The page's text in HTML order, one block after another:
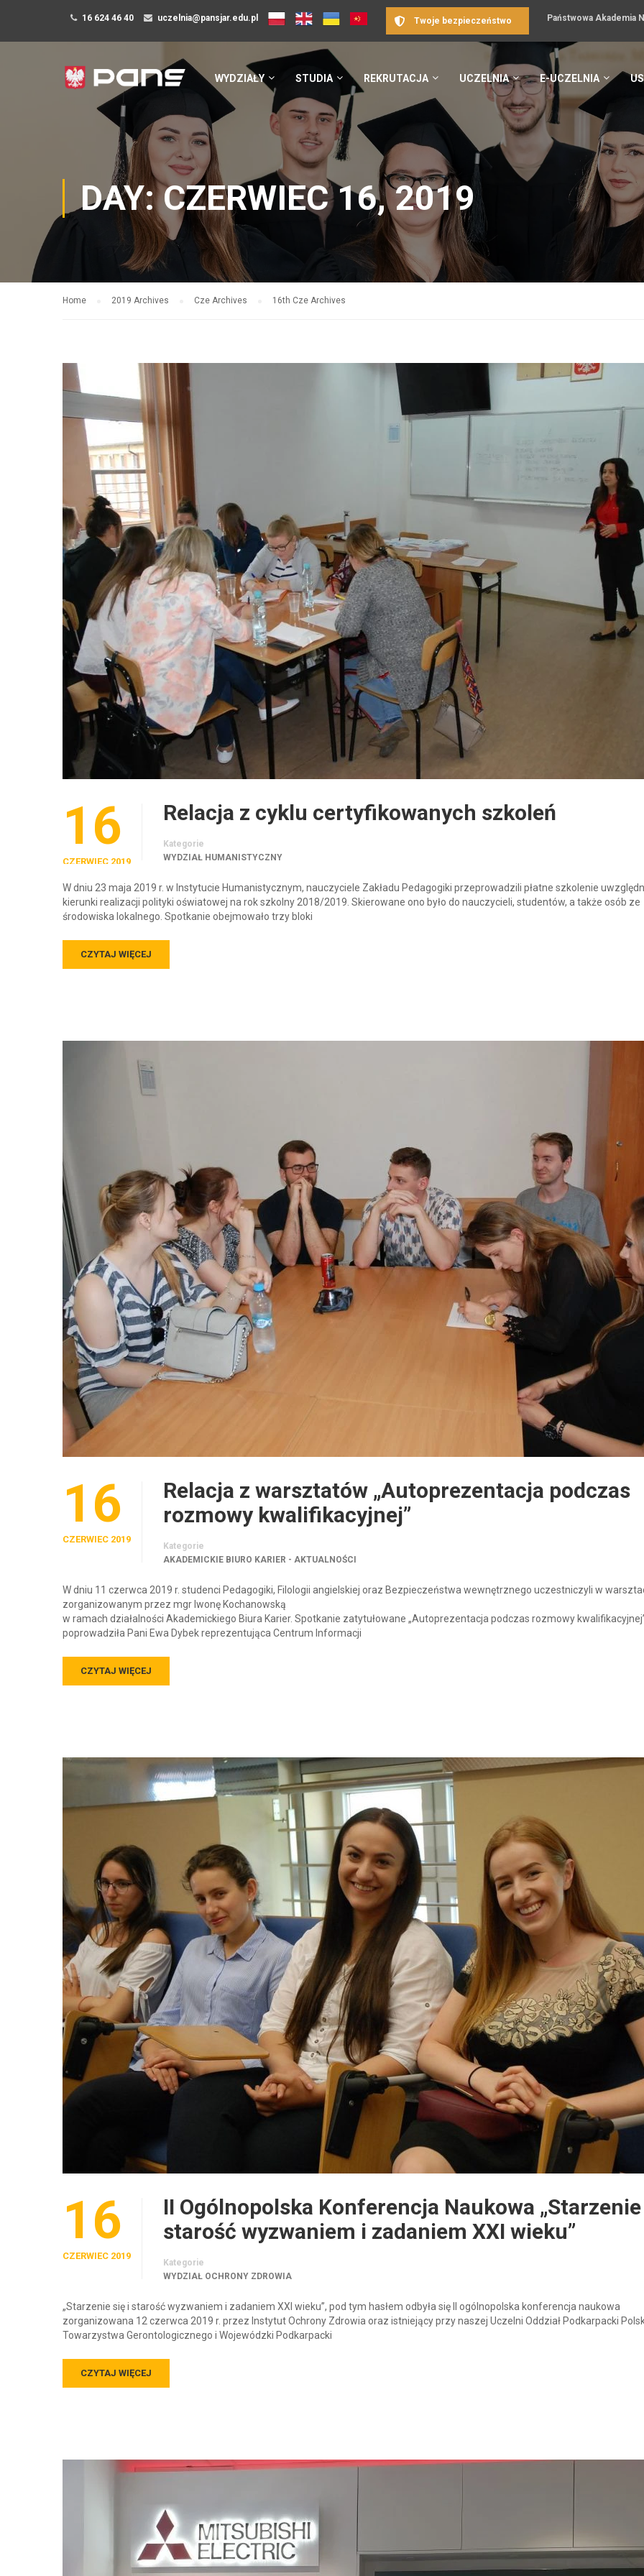
16 624 46 40 uczelnia@pansjar.edu.pl Państwowa Akademia
Twoje bezpieczeństwo
WYDZIAŁY STUDIA REKRUTACJA UCZELNIA E-UCZELNIA
DAY: CZERWIEC 16, 2019
Home 2019 Archives Cze Archives 16th Cze Archives
16
CZERWIEC 2019
Relacja z cyklu certyfikowanych szkoleń
Kategorie
WYDZIAŁ HUMANISTYCZNY
W dniu 23 maja 2019 r. w Instytucie Humanistycznym, nauczyciele Zakładu Pedagogiki przeprowadzili płatne szkolenie
kierunki realizacji polityki oświatowej na rok szkolny 2018/2019. Skierowane ono było do nauczycieli, studentów, a także osób ze
środowiska lokalnego. Spotkanie obejmowało trzy bloki
CZYTAJ WIĘCEJ
16
CZERWIEC 2019
Relacja z warsztatów „Autoprezentacja podczas
rozmowy kwalifikacyjnej”
Kategorie
AKADEMICKIE BIURO KARIER - AKTUALNOŚCI
W dniu 11 czerwca 2019 r. studenci Pedagogiki, Filologii angielskiej oraz Bezpieczeństwa wewnętrznego uczestniczyli w
zorganizowanym przez mgr Iwonę Kochanowską
w ramach działalności Akademickiego Biura Karier. Spotkanie zatytułowane „Autoprezentacja podczas rozmowy
poprowadziła Pani Ewa Dybek reprezentująca Centrum Informacji
CZYTAJ WIĘCEJ
16
CZERWIEC 2019
II Ogólnopolska Konferencja Naukowa
starość wyzwaniem i zadaniem XXI wieku”
Kategorie
WYDZIAŁ OCHRONY ZDROWIA
„Starzenie się i starość wyzwaniem i zadaniem XXI wieku”, pod tym hasłem odbyła się II ogólnopolska konferencja naukowa
zorganizowana 12 czerwca 2019 r. przez Instytut Ochrony Zdrowia oraz istniejący przy naszej Uczelni Oddział Podkarpacki
Towarzystwa Gerontologicznego i Wojewódzki Podkarpacki
CZYTAJ WIĘCEJ